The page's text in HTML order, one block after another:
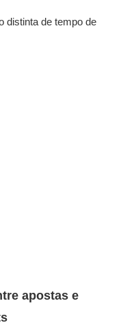
distinta de tempo de
apostas e